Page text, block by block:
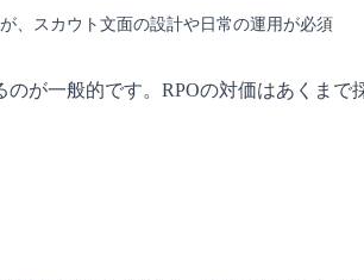
、スカウト文面の設計や日常の運用が必須
が一般的です。RPOの対価はあくまで